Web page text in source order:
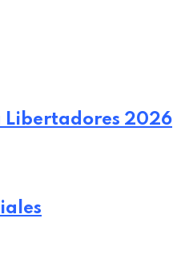
Libertadores 2026